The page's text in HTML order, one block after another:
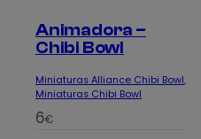
Animadora –
Chibi Bowl
Miniaturas Alliance Chibi Bowl
Miniaturas Chibi Bowl
6€